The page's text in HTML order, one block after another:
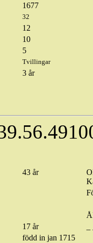
1677
32
12
10
5
Tvillingar
3 år
43 år
17 år
född in jan 1715